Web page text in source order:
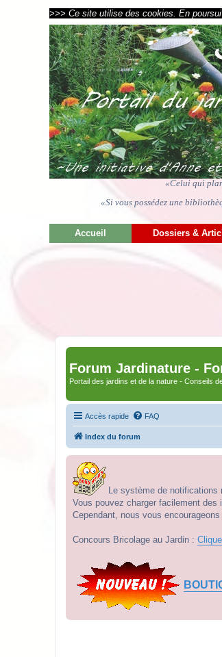
>>> Ce site utilise des cookies. En
«Celui qui
«Si vous possédez une
Accueil Dossiers &
Forum Jardinature -
Portail des jardins et de la nature - Conseils
Accès rapide FAQ
Index du forum
Le système de notifications
Vous pouvez charger facilement
Cependant, nous vous
Concours Bricolage au Jardin :